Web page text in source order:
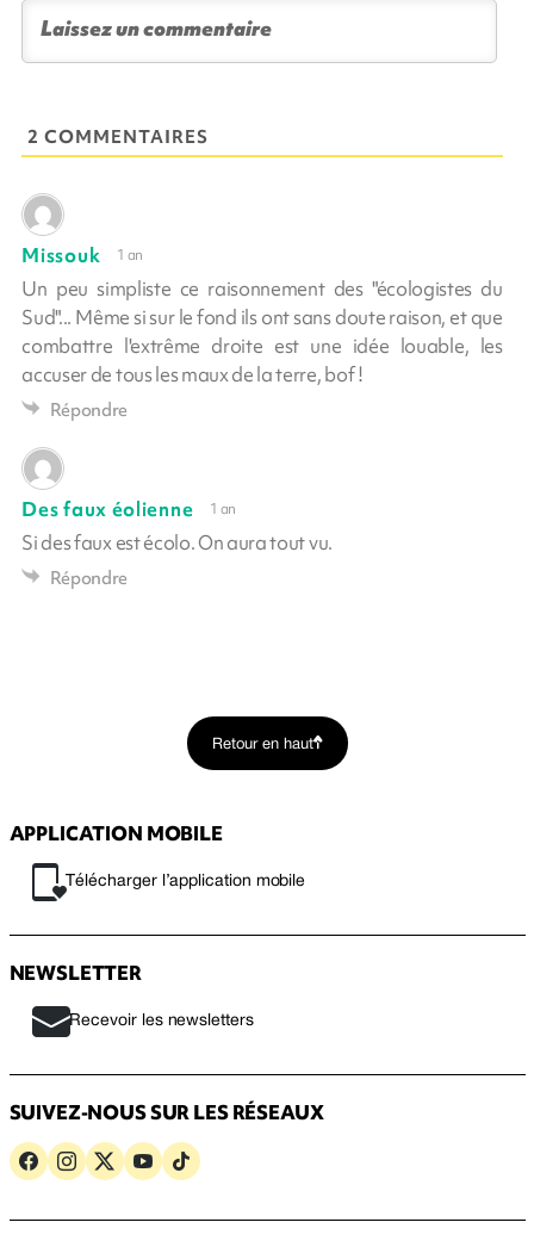
2 COMMENTAIRES
Missouk 1 an
Un peu simpliste ce raisonnement des "écologistes du
Sud"... Même si sur le fond ils ont sans doute raison, et que
combattre l'extrême droite est une idée louable, les
accuser de tous les maux de la terre, bof !
Répondre
Des faux éolienne 1 an
Si des faux est écolo. On aura tout vu.
Répondre
Retour en haut
APPLICATION MOBILE
Télécharger l’application mobile
NEWSLETTER
Recevoir les newsletters
SUIVEZ-NOUS SUR LES RÉSEAUX